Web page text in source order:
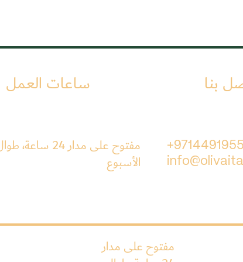
ساعات العمل بنا
مفتوح على مدار 24
الأسبوع
مفتوح على مدار